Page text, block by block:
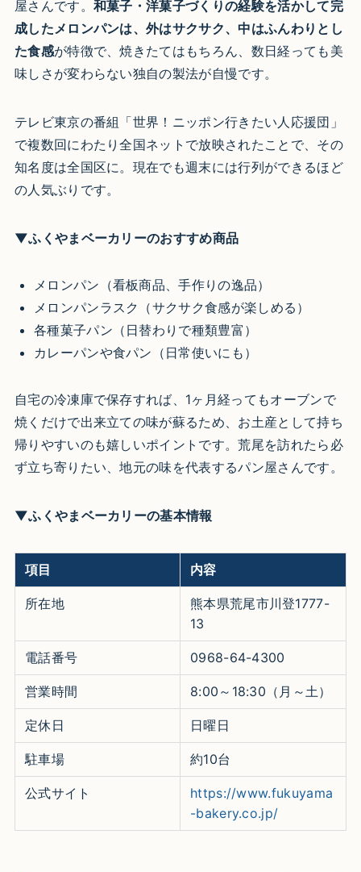
屋さんです。 和菓子・洋菓子づくりの経験を活かして完
成したメロンパンは、外はサクサク、中はふんわりとし
た食感が特徴で、焼きたてはもちろん、数日経っても美
味しさが変わらない独自の製法が自慢です。
テレビ東京の番組「世界！ニッポン行きたい人応援団」
で複数回にわたり全国ネットで放映されたことで、その
知名度は全国区に。現在でも週末には行列ができるほど
の人気ぶりです。
▼ふくやまベーカリーのおすすめ商品
メロンパン（看板商品、手作りの逸品）
メロンパンラスク（サクサク食感が楽しめる）
各種菓子パン（日替わりで種類豊富）
カレーパンや食パン（日常使いにも）
自宅の冷凍庫で保存すれば、1ヶ月経ってもオーブンで
焼くだけで出来立ての味が蘇るため、お土産として持ち
帰りやすいのも嬉しいポイントです。荒尾を訪れたら必
ず立ち寄りたい、地元の味を代表するパン屋さんです。
▼ふくやまベーカリーの基本情報
項目 内容
所在地
熊本県荒尾市川登1777-
13
電話番号 0968-64-4300
営業時間 8:00～18:30（月～土）
定休日 日曜日
駐車場 約10台
公式サイト
https://www.fukuyama
-bakery.co.jp/